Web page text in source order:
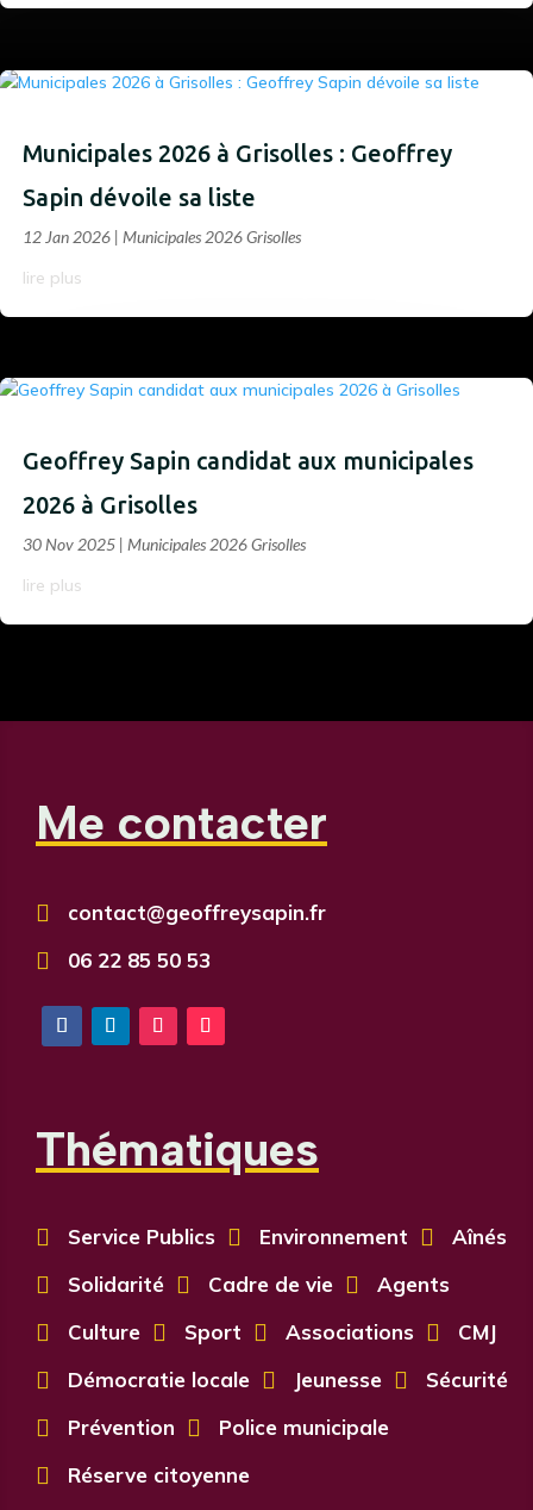
Municipales 2026 à Grisolles : Geoffrey
Sapin dévoile sa liste
12 Jan 2026 | Municipales 2026 Grisolles
lire plus
Geoffrey Sapin candidat aux municipales
2026 à Grisolles
30 Nov 2025 | Municipales 2026 Grisolles
lire plus
Me contacter
 contact@geoffreysapin.fr
 06 22 85 50 53
Thématiques
 Service Publics  Environnement  Aînés
 Solidarité  Cadre de vie  Agents
 Culture  Sport  Associations  CMJ
 Démocratie locale  Jeunesse  Sécurité
 Prévention  Police municipale
 Réserve citoyenne